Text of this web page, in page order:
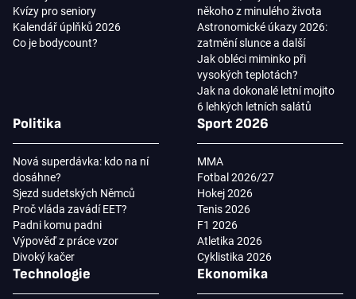
Kvízy pro seniory
Kalendář úplňků 2026
Co je bodycount?
někoho z minulého života
Astronomické úkazy 2026:
zatmění slunce a další
Jak obléci miminko při
vysokých teplotách?
Jak na dokonalé letní mojito
6 lehkých letních salátů
Politika
Nová superdávka: kdo na ní
dosáhne?
Sjezd sudetských Němců
Proč vláda zavádí EET?
Padni komu padni
Výpověď z práce vzor
Divoký kačer
Sport 2026
MMA
Fotbal 2026/27
Hokej 2026
Tenis 2026
F1 2026
Atletika 2026
Cyklistika 2026
Technologie Ekonomika